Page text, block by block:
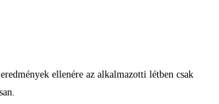
ellenére az alkalmazotti létben csak